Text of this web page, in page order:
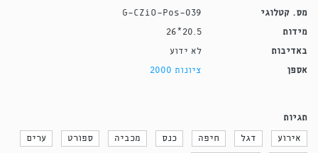
מס. קטלוגי G-CZiO-Pos-039
מידות 20.5*26
באדיבות לא ידוע
אספן ציונות 2000
תגיות
אירוע דגל חיפה כנס מכביה ספורט ערים